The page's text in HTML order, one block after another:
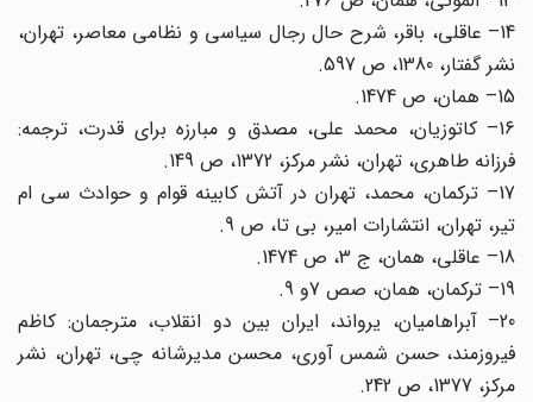
14– عاقلی، باقر، شرح حال رجال سیاسی و نظامی معاصر، تهران،
نشر گفتار، 1380، ص 597.
16– کاتوزیان، محمد علی، مصدق و مبارزه برای قدرت، ترجمه:
فرزانه طاهری، تهران، نشر مرکز، 1372، ص 149.
17– ترکمان، محمد، تهران در آتش کابینه قوام و حوادث سی ام
تیر، تهران، انتشارات امیر، بی تا، ص 9.
20– آبراهامیان، یرواند، ایران بین دو انقلاب، مترجمان: کاظم
فیروزمند، حسن شمس آوری، محسن مدیرشانه چی، تهران، نشر
مرکز، 1377، ص 242.